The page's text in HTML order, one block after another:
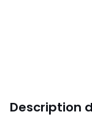
Description